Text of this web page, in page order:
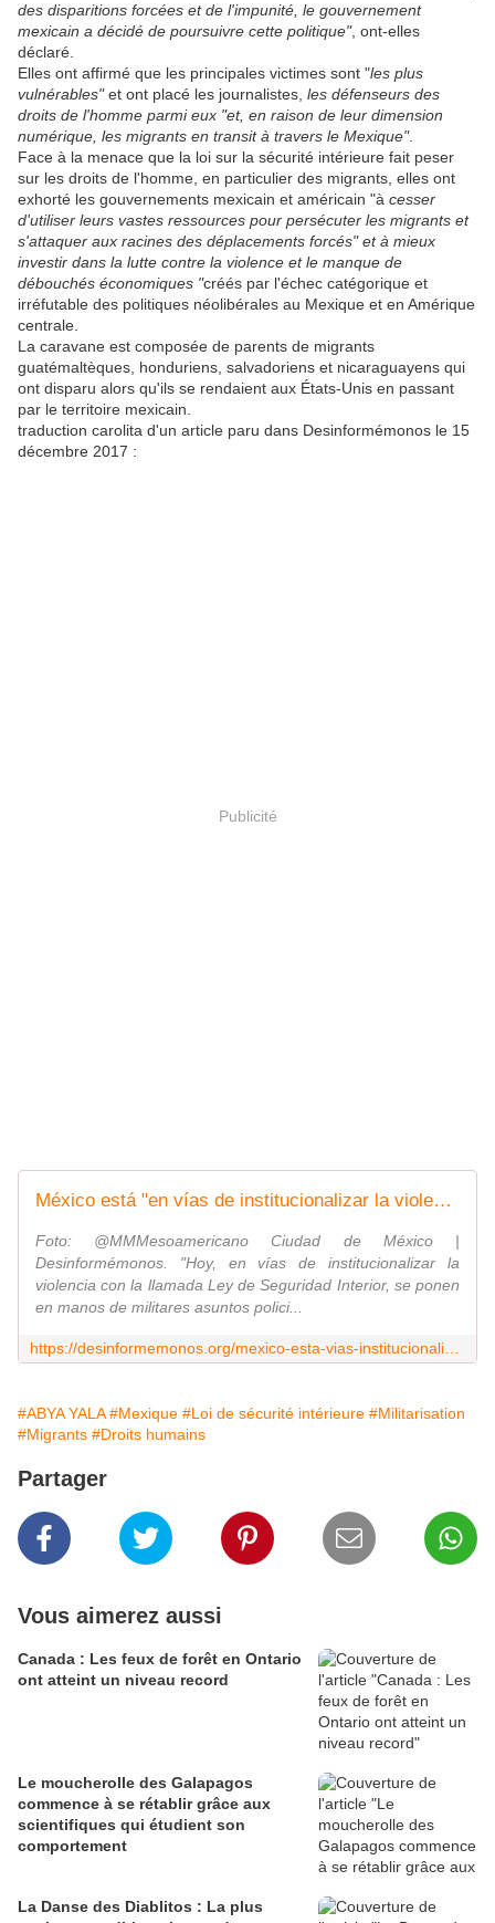
des disparitions forcées et de l'impunité, le gouvernement
mexicain a décidé de poursuivre cette politique", ont-elles
déclaré.
Elles ont affirmé que les principales victimes sont "les plus
vulnérables"et ont placé les journalistes, les défenseurs des
droits de l'homme parmi eux "et, en raison de leur dimension
numérique, les migrants en transit à travers le Mexique".
Face à la menace que la loi sur la sécurité intérieure fait peser
sur les droits de l'homme, en particulier des migrants, elles ont
exhorté les gouvernements mexicain et américain "à cesser
d'utiliser leurs vastes ressources pour persécuter les migrants et
s'attaquer aux racines des déplacements forcés" et à mieux
investir dans la lutte contre la violence et le manque de
débouchés économiques "créés par l'échec catégorique et
irréfutable des politiques néolibérales au Mexique et en Amérique
centrale.
La caravane est composée de parents de migrants
guatémaltèques, honduriens, salvadoriens et nicaraguayens qui
ont disparu alors qu'ils se rendaient aux États-Unis en passant
par le territoire mexicain.
traduction carolita d'un article paru dans Desinformémonos le 15
décembre 2017 :
Publicité
México está "en vías de institucionalizar la violencia con la llamada Ley de Seguridad Interior": Caravana de Madres Centroamericanas
Foto: @MMMesoamericano Ciudad de México |
Desinformémonos. "Hoy, en vías de institucionalizar la
violencia con la llamada Ley de Seguridad Interior, se ponen
en manos de militares asuntos polici...
#ABYA YALA #Mexique #Loi de sécurité intérieure #Militarisation
#Migrants #Droits humains
Partager
Vous aimerez aussi
Canada : Les feux de forêt en Ontario
ont atteint un niveau record
Le moucherolle des Galapagos
commence à se rétablir grâce aux
scientifiques qui étudient son
comportement
La Danse des Diablitos : La plus